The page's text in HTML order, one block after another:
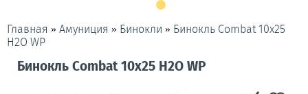
Главная » Амуниция » Бинокли » Бинокль Combat 10x25
H2O WP
Бинокль Combat 10x25 H2O WP